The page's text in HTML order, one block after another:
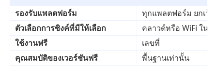
รองรับแพลตฟอร์ม
ทุกแพลตฟอร์ม ยกเว้น
ตัวเลือกการซิงค์ที่มีให้เลือก
คลาวด์หรือ WiFi ในพื้
ใช้งานฟรี
เลขที่
คุณสมบัติของเวอร์ชันฟรี
พื้นฐานเท่านั้น